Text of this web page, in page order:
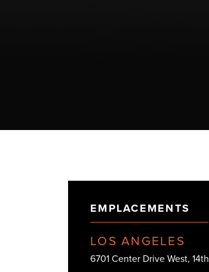
EMPLACEMENTS
LOS ANGELES
6701 Center Drive West, 14th